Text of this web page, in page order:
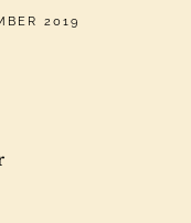
2019